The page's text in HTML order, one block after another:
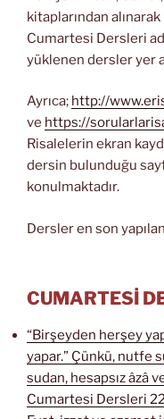
kitaplarından
Cumartesi Dersleri
yüklenen dersler yer
Ayrıca; http://
ve https://
Risalelerin ekran
dersin bulunduğu
konulmaktadır.
Dersler en son
CUMARTESİ
“Birşeyden herşey
yapar.” Çünkü, nutfe
sudan, hesapsız âzâ
Cumartesi Dersleri